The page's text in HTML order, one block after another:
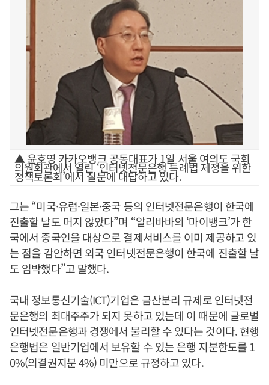
▲ 윤호영 카카오뱅크 공동대표가 1일 서울 여의도 국회
의원회관에서 열린 ‘인터넷전문은행 특례법 제정을 위한
정책토론회’에서 질문에 대답하고 있다.
그는 “미국·유럽·일본·중국 등의 인터넷전문은행이 한국에
진출할 날도 머지 않았다”며 “알리바바의 ‘마이뱅크’가 한
국에서 중국인을 대상으로 결제서비스를 이미 제공하고 있
는 점을 감안하면 외국 인터넷전문은행이 한국에 진출할 날
도 임박했다”고 말했다.
국내 정보통신기술(ICT)기업은 금산분리 규제로 인터넷전
문은행의 최대주주가 되지 못하고 있는데 이 때문에 글로벌
인터넷전문은행과 경쟁에서 불리할 수 있다는 것이다. 현행
은행법은 일반기업에서 보유할 수 있는 은행 지분한도를 1
0%(의결권지분 4%) 미만으로 규정하고 있다.